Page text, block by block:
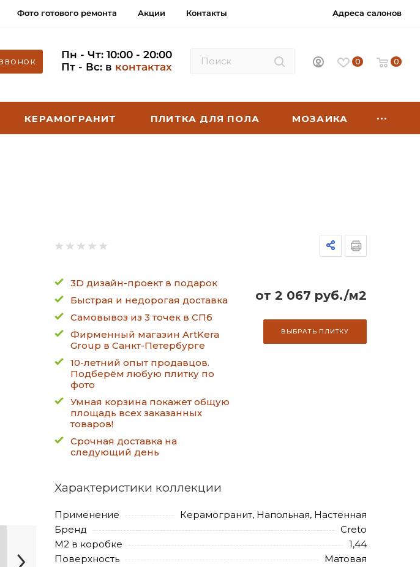
Фото готового ремонта Акции Контакты Адреса салонов
Пн - Чт: 10:00 - 20:00
Пт - Вс: в контактах 0 0
КЕРАМОГРАНИТ ПЛИТКА ДЛЯ ПОЛА МОЗАИКА
3D дизайн-проект в подарок
Быстрая и недорогая доставка
Самовывоз из 3 точек в СПб
Фирменный магазин ArtKera
Group в Санкт-Петербурге
10-летний опыт продавцов.
Подберём любую плитку по
фото
Умная корзина покажет общую
площадь всех заказанных
товаров!
Срочная доставка на
следующий день
от 2 067 руб./м2
ВЫБРАТЬ ПЛИТКУ
Характеристики коллекции
Применение
Керамогранит, Напольная, Настенная
Бренд
Creto
М2 в коробке
1,44
Поверхность
Матовая